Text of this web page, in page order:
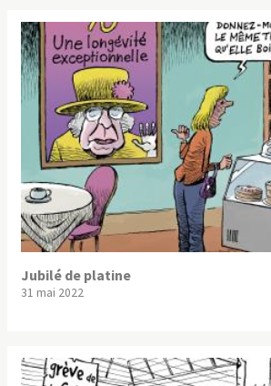
Jubilé de platine
31 mai 2022